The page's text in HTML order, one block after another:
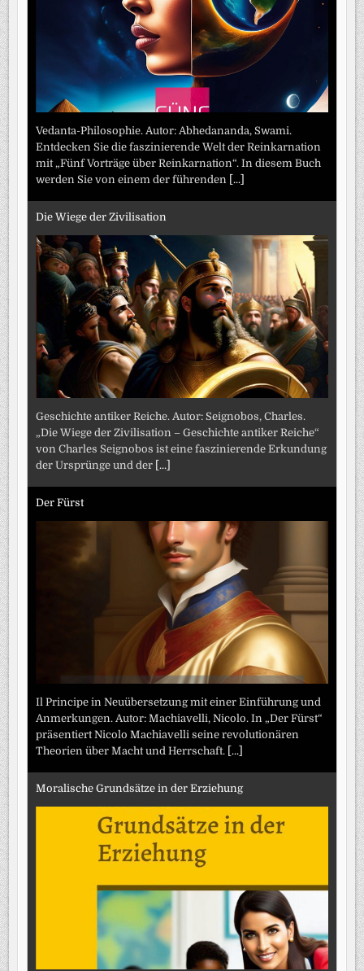
Vedanta-Philosophie. Autor: Abhedananda, Swami.
Entdecken Sie die faszinierende Welt der Reinkarnation
mit „Fünf Vorträge über Reinkarnation“. In diesem Buch
werden Sie von einem der führenden
[...]
Die Wiege der Zivilisation
Geschichte antiker Reiche. Autor: Seignobos, Charles.
„Die Wiege der Zivilisation – Geschichte antiker Reiche“
von Charles Seignobos ist eine faszinierende Erkundung
der Ursprünge und der [...]
Der Fürst
Il Principe in Neuübersetzung mit einer Einführung und
Anmerkungen. Autor: Machiavelli, Nicolo. In „Der Fürst“
präsentiert Nicolo Machiavelli seine revolutionären
Theorien über Macht und Herrschaft.
[...]
Moralische Grundsätze in der Erziehung